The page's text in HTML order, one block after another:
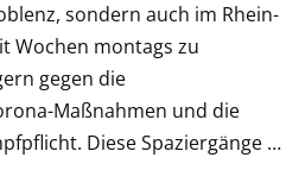
sondern auch im Rhein-
Wochen montags zu
gegen die
Maßnahmen und die
Diese Spaziergänge …